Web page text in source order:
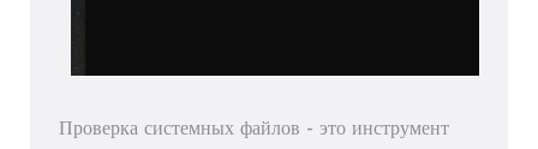
Проверка системных файлов - это инструмент